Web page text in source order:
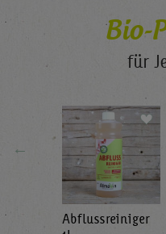
Bio-
für
←
Abflussreiniger